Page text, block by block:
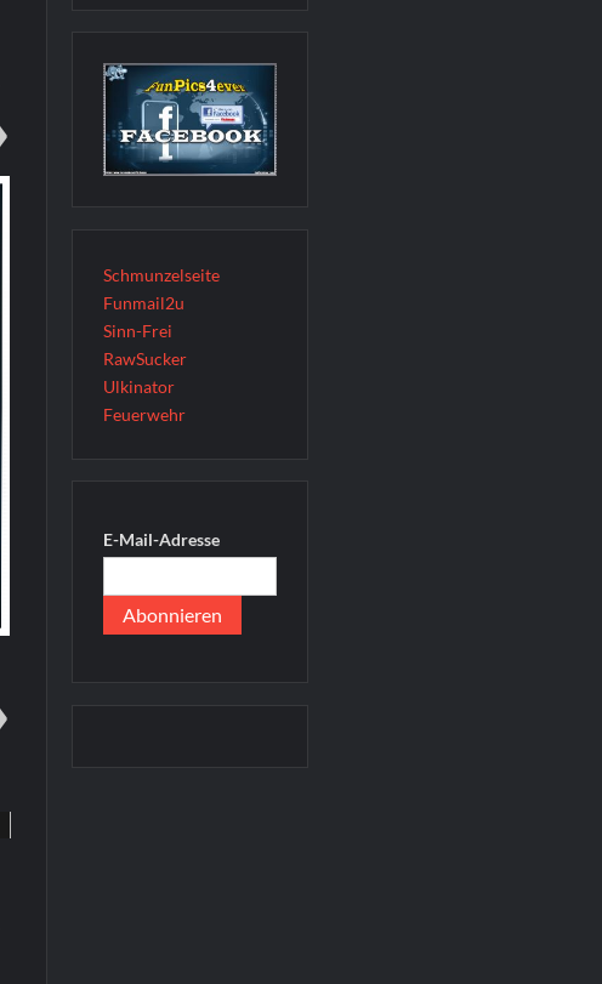
Schmunzelseite
Funmail2u
Sinn-Frei
RawSucker
Ulkinator
Feuerwehr
E-Mail-Adresse